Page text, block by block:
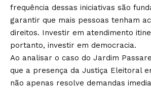
frequência dessas iniciativas são
garantir que mais pessoas tenham
direitos. Investir em atendimento
portanto, investir em democracia.
Ao analisar o caso do Jardim
que a presença da Justiça Eleitoral
não apenas resolve demandas